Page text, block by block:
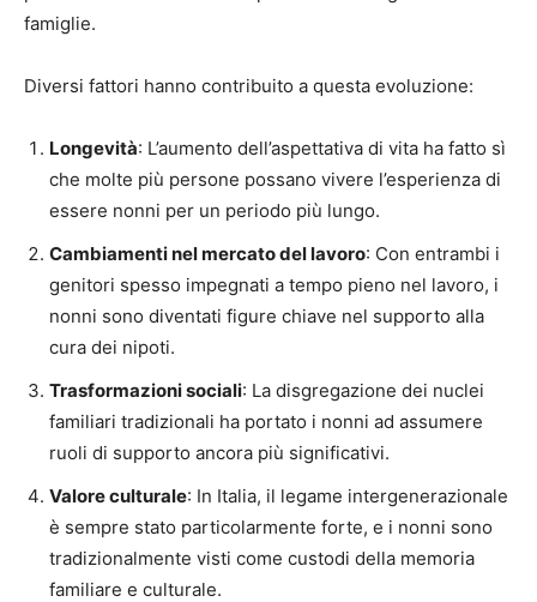
famiglie.
Diversi fattori hanno contribuito a questa evoluzione:
Longevità: L’aumento dell’aspettativa di vita ha fatto sì
che molte più persone possano vivere l’esperienza di
essere nonni per un periodo più lungo.
Cambiamenti nel mercato del lavoro: Con entrambi i
genitori spesso impegnati a tempo pieno nel lavoro, i
nonni sono diventati figure chiave nel supporto alla
cura dei nipoti.
Trasformazioni sociali: La disgregazione dei nuclei
familiari tradizionali ha portato i nonni ad assumere
ruoli di supporto ancora più significativi.
Valore culturale: In Italia, il legame intergenerazionale
è sempre stato particolarmente forte, e i nonni sono
tradizionalmente visti come custodi della memoria
familiare e culturale.